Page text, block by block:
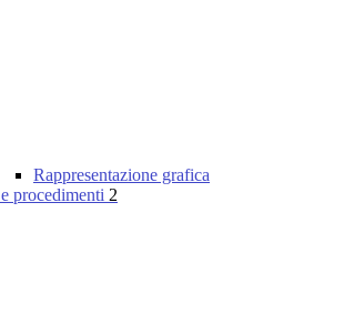
Rappresentazione grafica
procedimenti 2